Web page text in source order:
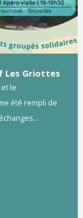
Les Griottes
le
été rempli de